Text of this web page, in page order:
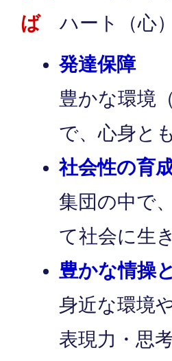
ば ハート（心
発達保障
豊かな環境
で、心身と
社会性の育
集団の中で
て社会に生
豊かな情操
身近な環境
表現力・思